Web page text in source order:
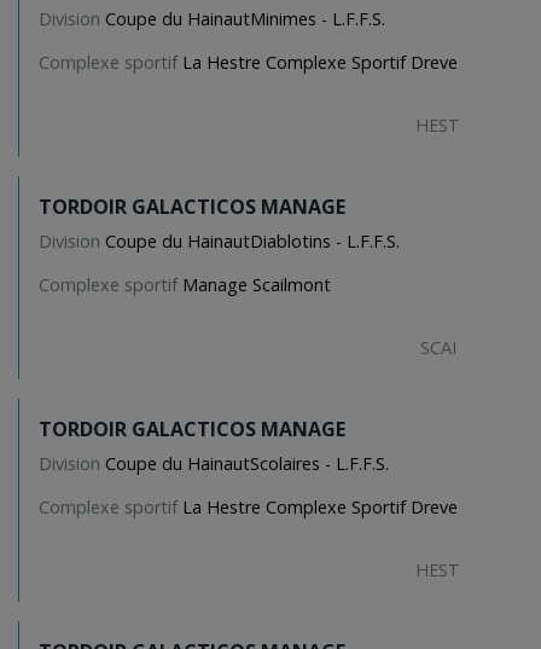
Division Coupe du HainautMinimes - L.F.F.S.
Complexe sportif La Hestre Complexe Sportif Dreve
HEST
TORDOIR GALACTICOS MANAGE
Division Coupe du HainautDiablotins - L.F.F.S.
Complexe sportif Manage Scailmont
SCAI
TORDOIR GALACTICOS MANAGE
Division Coupe du HainautScolaires - L.F.F.S.
Complexe sportif La Hestre Complexe Sportif Dreve
HEST